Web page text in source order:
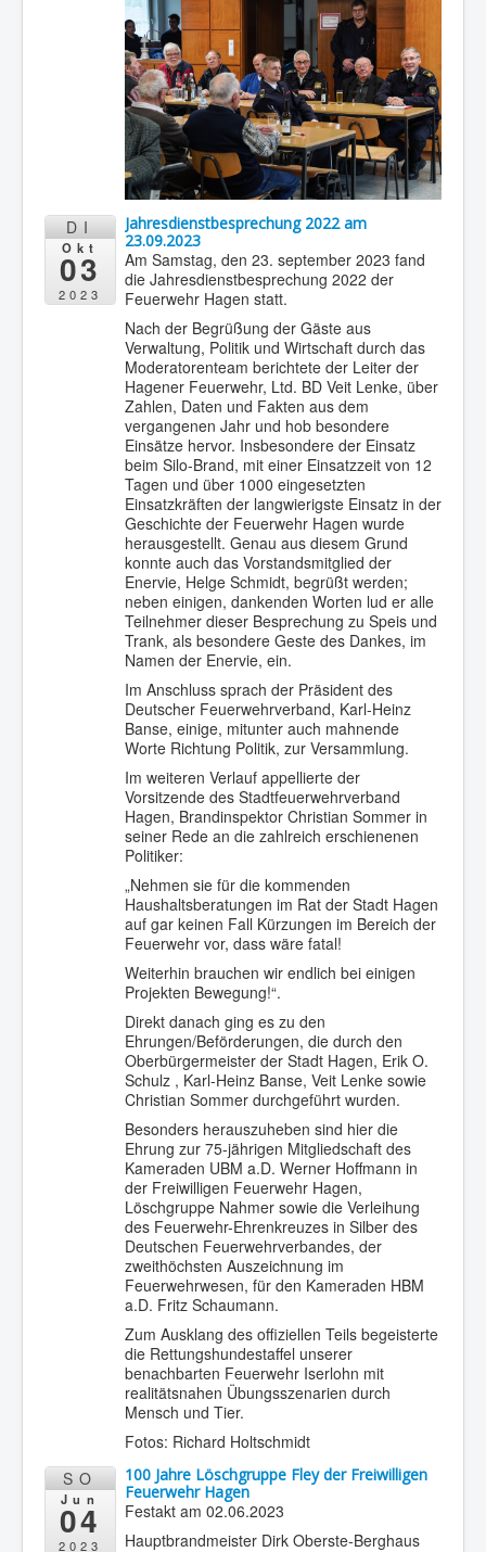
DI
Okt
03
2023
Jahresdienstbesprechung 2022 am
23.09.2023
Am Samstag, den 23. september 2023 fand
die Jahresdienstbesprechung 2022 der
Feuerwehr Hagen statt.
Nach der Begrüßung der Gäste aus
Verwaltung, Politik und Wirtschaft durch das
Moderatorenteam berichtete der Leiter der
Hagener Feuerwehr, Ltd. BD Veit Lenke, über
Zahlen, Daten und Fakten aus dem
vergangenen Jahr und hob besondere
Einsätze hervor. Insbesondere der Einsatz
beim Silo-Brand, mit einer Einsatzzeit von 12
Tagen und über 1000 eingesetzten
Einsatzkräften der langwierigste Einsatz in der
Geschichte der Feuerwehr Hagen wurde
herausgestellt. Genau aus diesem Grund
konnte auch das Vorstandsmitglied der
Enervie, Helge Schmidt, begrüßt werden;
neben einigen, dankenden Worten lud er alle
Teilnehmer dieser Besprechung zu Speis und
Trank, als besondere Geste des Dankes, im
Namen der Enervie, ein.
Im Anschluss sprach der Präsident des
Deutscher Feuerwehrverband, Karl-Heinz
Banse, einige, mitunter auch mahnende
Worte Richtung Politik, zur Versammlung.
Im weiteren Verlauf appellierte der
Vorsitzende des Stadtfeuerwehrverband
Hagen, Brandinspektor Christian Sommer in
seiner Rede an die zahlreich erschienenen
Politiker:
„Nehmen sie für die kommenden
Haushaltsberatungen im Rat der Stadt Hagen
auf gar keinen Fall Kürzungen im Bereich der
Feuerwehr vor, dass wäre fatal!
Weiterhin brauchen wir endlich bei einigen
Projekten Bewegung!“.
Direkt danach ging es zu den
Ehrungen/Beförderungen, die durch den
Oberbürgermeister der Stadt Hagen, Erik O.
Schulz , Karl-Heinz Banse, Veit Lenke sowie
Christian Sommer durchgeführt wurden.
Besonders herauszuheben sind hier die
Ehrung zur 75-jährigen Mitgliedschaft des
Kameraden UBM a.D. Werner Hoffmann in
der Freiwilligen Feuerwehr Hagen,
Löschgruppe Nahmer sowie die Verleihung
des Feuerwehr-Ehrenkreuzes in Silber des
Deutschen Feuerwehrverbandes, der
zweithöchsten Auszeichnung im
Feuerwehrwesen, für den Kameraden HBM
a.D. Fritz Schaumann.
Zum Ausklang des offiziellen Teils begeisterte
die Rettungshundestaffel unserer
benachbarten Feuerwehr Iserlohn mit
realitätsnahen Übungsszenarien durch
Mensch und Tier.
Fotos: Richard Holtschmidt
SO
Jun
04
2023
100 Jahre Löschgruppe Fley der Freiwilligen
Feuerwehr Hagen
Festakt am 02.06.2023
Hauptbrandmeister Dirk Oberste-Berghaus